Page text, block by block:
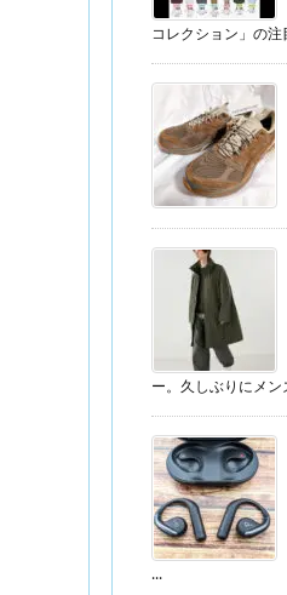
コレクション」の
ー。久しぶりにメ
...